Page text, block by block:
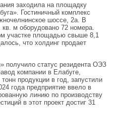
заходила на площадку
Гостиничный комплекс
шоссе, 2а. В
м оборудовано 72 номера.
участке площадью свыше 8,1
что холдинг продает
статус резидента ОЭЗ
компании в Елабуге,
продукции в год, запустили
года предприятие ввело в
линию по производству
в этот проект достиг 31